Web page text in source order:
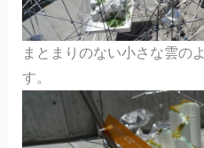
まとまりのない小さな雲の
す。